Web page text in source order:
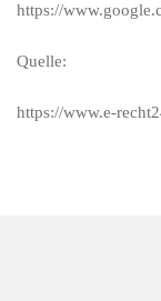
https://
Quelle:
https://www.e-